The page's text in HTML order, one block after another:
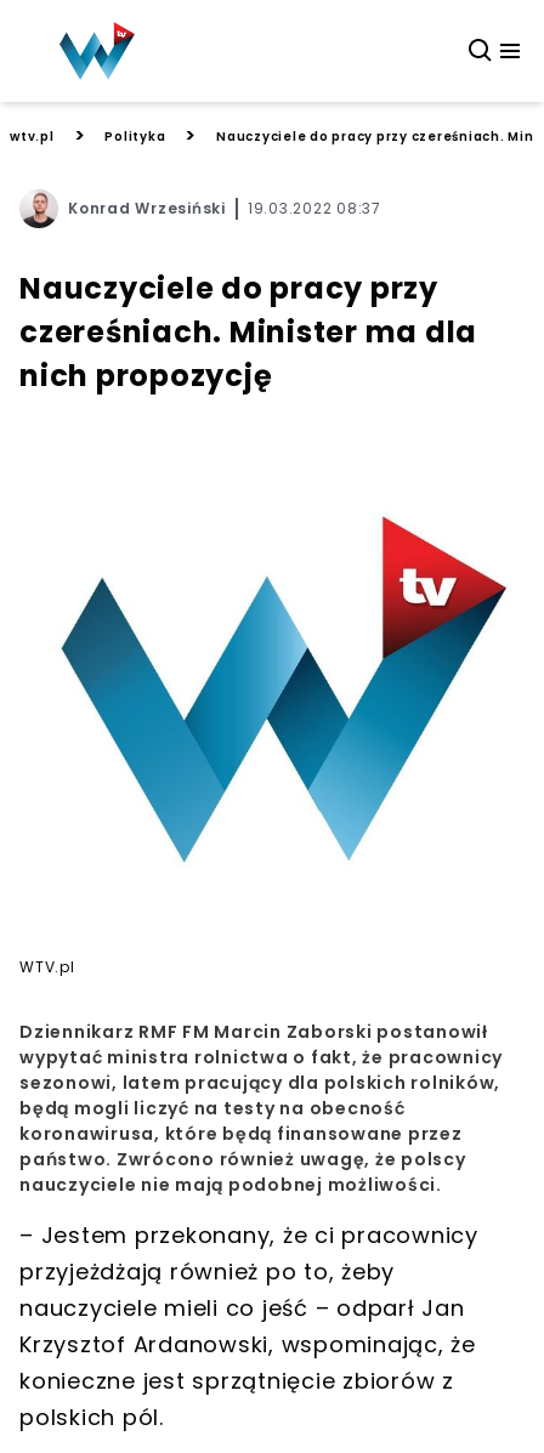
wtv.pl > Polityka > Nauczyciele do pracy przy czereśniach.
Konrad Wrzesiński 19.03.2022 08:37
Nauczyciele do pracy przy
czereśniach. Minister ma dla
nich propozycję
WTV.pl
Dziennikarz RMF FM Marcin Zaborski postanowił
wypytać ministra rolnictwa o fakt, że pracownicy
sezonowi, latem pracujący dla polskich rolników,
będą mogli liczyć na testy na obecność
koronawirusa, które będą finansowane przez
państwo. Zwrócono również uwagę, że polscy
nauczyciele nie mają podobnej możliwości.
– Jestem przekonany, że ci pracownicy
przyjeżdżają również po to, żeby
nauczyciele mieli co jeść – odparł Jan
Krzysztof Ardanowski, wspominając, że
konieczne jest sprzątnięcie zbiorów z
polskich pól.